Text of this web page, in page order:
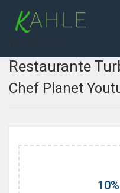
Restaurante
Chef Planet